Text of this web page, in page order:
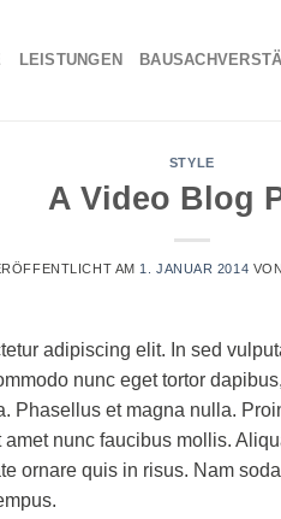
LEISTUNGEN
STYLE
A Video Blog
AM 1. JANUAR 2014 VON
adipiscing elit. In sed
nunc eget tortor
Phasellus et magna nulla.
nunc faucibus mollis.
ornare quis in risus. Nam